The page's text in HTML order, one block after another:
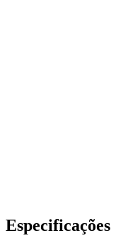
Especificações